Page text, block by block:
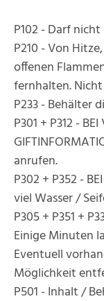
P102 - Darf
P210 - Von
offenen
fernhalten.
P233 - Behälter
P301 + P312 -
anrufen.
P302 + P352 -
viel Wasser /
P305 + P351 +
Einige Minuten
Eventuell
Möglichkeit
P501 - Inhalt /